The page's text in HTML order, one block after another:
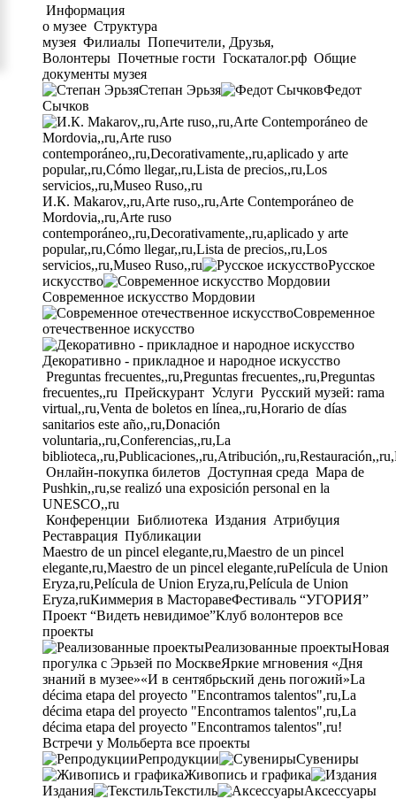
Информация
о музее Структура
музея Филиалы Попечители, Друзья,
Волонтеры Почетные гости Госкаталог.рф Общие
документы музея
Степан Эрьзя
Федот
Сычков
И.К. Makarov,,ru,Arte ruso,,ru,Arte Contemporáneo de
Mordovia,,ru,Arte ruso
contemporáneo,,ru,Decorativamente,,ru,aplicado y arte
popular,,ru,Cómo llegar,,ru,Lista de precios,,ru,Los
servicios,,ru,Museo Ruso,,ru
Русское
искусство
Современное искусство Мордовии
Современное
отечественное искусство
Декоративно - прикладное и народное искусство
Preguntas frecuentes,,ru,Preguntas frecuentes,,ru,Preguntas
frecuentes,,ru Прейскурант Услуги Русский музей: rama
virtual,,ru,Venta de boletos en línea,,ru,Horario de días
sanitarios este año,,ru,Donación
voluntaria,,ru,Conferencias,,ru,La
Онлайн-покупка билетов Доступная среда Mapa de
Pushkin,,ru,se realizó una exposición personal en la
UNESCO,,ru
Конференции Библиотека Издания Атрибуция
Реставрация Публикации
Maestro de un pincel elegante,ru,Maestro de un pincel
elegante,ru,Maestro de un pincel elegante,ruPelícula de Union
Eryza,ru,Película de Union Eryza,ru,Película de Union
Eryza,ruКиммерия в МасторавеФестиваль “УГОРИЯ”
Проект “Видеть невидимое”Клуб волонтеров все
проекты
Реализованные проектыНовая
прогулка с Эрьзей по МосквеЯркие мгновения «Дня
знаний в музее»«И в сентябрьский день погожий»La
décima etapa del proyecto "Encontramos talentos",ru,La
décima etapa del proyecto "Encontramos talentos",ru,La
décima etapa del proyecto "Encontramos talentos",ru!
Встречи у Мольберта все проекты
Репродукции
Сувениры
Живопись и графика
Издания
Текстиль Аксессуары